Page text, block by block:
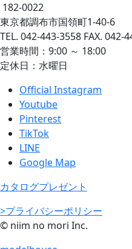
182-0022
東京都調布市国領町1-40-6
TEL. 042-443-3558 FAX. 042-
営業時間：9:00 ～ 18:00
定休日：水曜日
Official Instagram
Youtube
Pinterest
TikTok
LINE
Google Map
カタログプレゼント
>プライバシーポリシー
© niim no mori Inc.